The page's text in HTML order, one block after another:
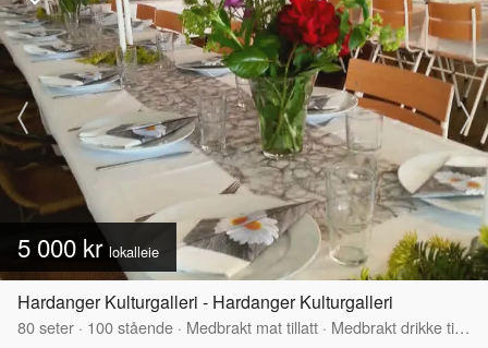
5 000 krlokalleie
Hardanger Kulturgalleri - Hardanger Kulturgalleri
80seter · 100stående · Medbrakt mat tillatt · Medbrakt drikke tillatt